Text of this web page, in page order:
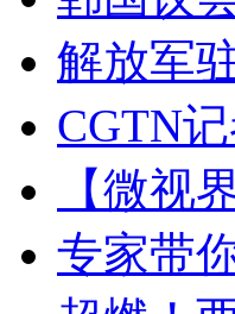
解放军
CGTN
【微视
专家带